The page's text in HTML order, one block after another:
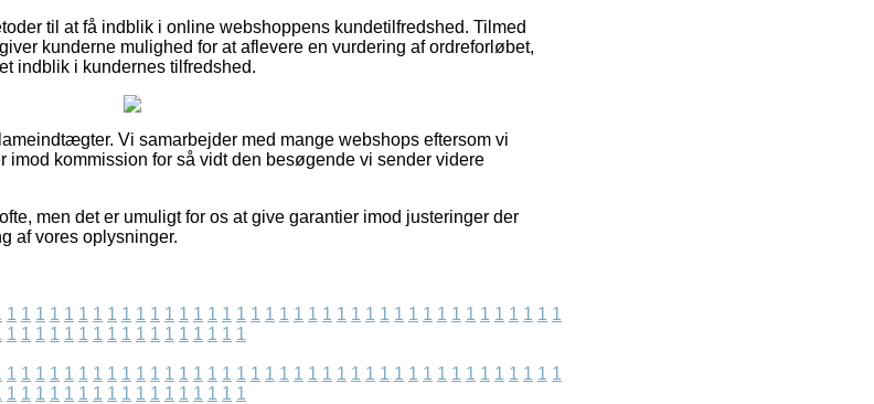
til at få indblik i online webshoppens kundetilfredshed. Tilmed
kunderne mulighed for at aflevere en vurdering af ordreforløbet,
indblik i kundernes tilfredshed.
Vi samarbejder med mange webshops eftersom vi
imod kommission for så vidt den besøgende vi sender videre
men det er umuligt for os at give garantier imod justeringer der
af vores oplysninger.
1 1 1 1 1 1 1 1 1 1 1 1 1 1 1 1 1 1 1 1 1 1 1 1 1 1 1 1 1 1 1 1 1 1 1 1 1 1 1
1 1 1 1 1 1 1 1 1 1 1 1 1 1 1 1 1
1 1 1 1 1 1 1 1 1 1 1 1 1 1 1 1 1 1 1 1 1 1 1 1 1 1 1 1 1 1 1 1 1 1 1 1 1 1 1
1 1 1 1 1 1 1 1 1 1 1 1 1 1 1 1 1